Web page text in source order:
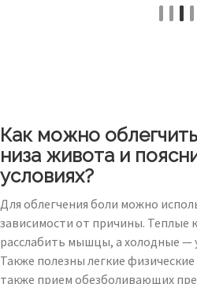
Как можно
низа живота и
условиях?
Для облегчения боли можно
зависимости от причины. Теплые
расслабить мышцы, а холодные —
Также полезны легкие
также прием обезболивающих